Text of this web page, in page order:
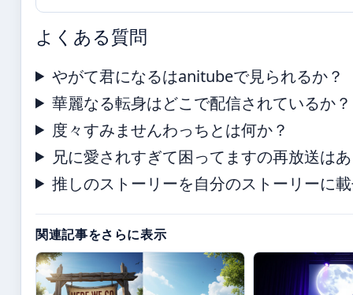
よくある質問
やがて君になるはanitubeで見られるか？
華麗なる転身はどこで配信されているか？
度々すみませんわっちとは何か？
兄に愛されすぎて困ってますの再放送は
推しのストーリーを自分のストーリーに
関連記事をさらに表示